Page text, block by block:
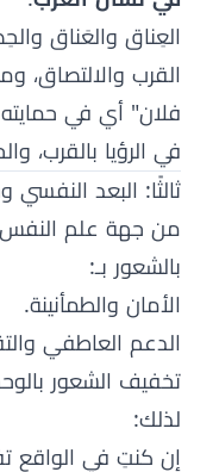
العِناق والعَناق
القرب
فلان" أي في
في الرؤيا بالقرب،
ثالثًا: البعد
من جهة علم النفس
بالشعور بـ:
الأمان والطمأنينة.
الدعم العاطفي
تخفيف الشعور
لذلك:
إن كنتِ في الواقع